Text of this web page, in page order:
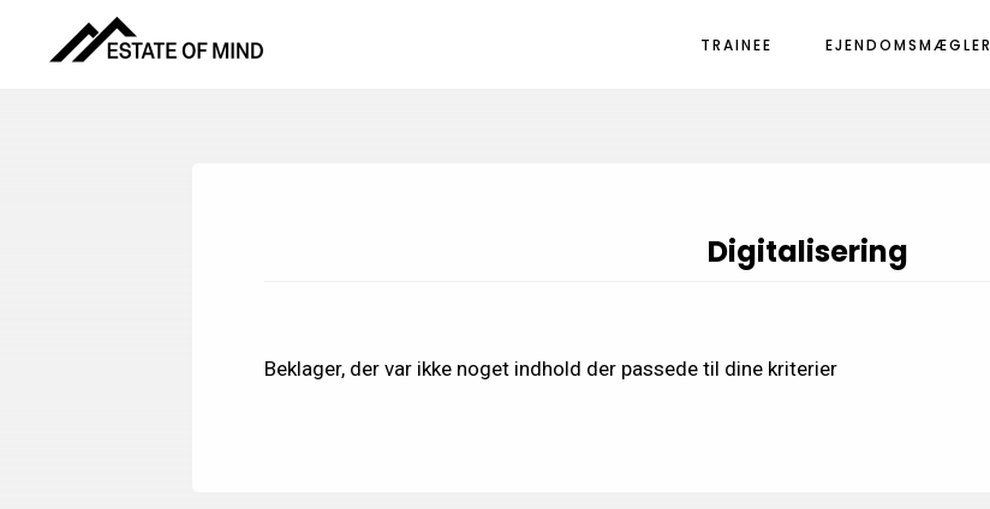
direkte
TRAINEE EJENDOMSMÆGLER
Digitalisering
Beklager, der var ikke noget indhold der passede til dine kriterier